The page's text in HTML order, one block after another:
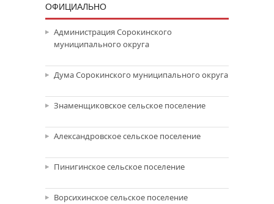
ОФИЦИАЛЬНО
Администрация Сорокинского
муниципального округа
Дума Сорокинского муниципального округа
Знаменщиковское сельское поселение
Александровское сельское поселение
Пинигинское сельское поселение
Ворсихинское сельское поселение